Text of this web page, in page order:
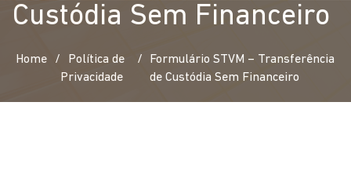
Custódia Sem Financeiro
Home /
Política de
Privacidade
/
Formulário STVM – Transferência
de Custódia Sem Financeiro